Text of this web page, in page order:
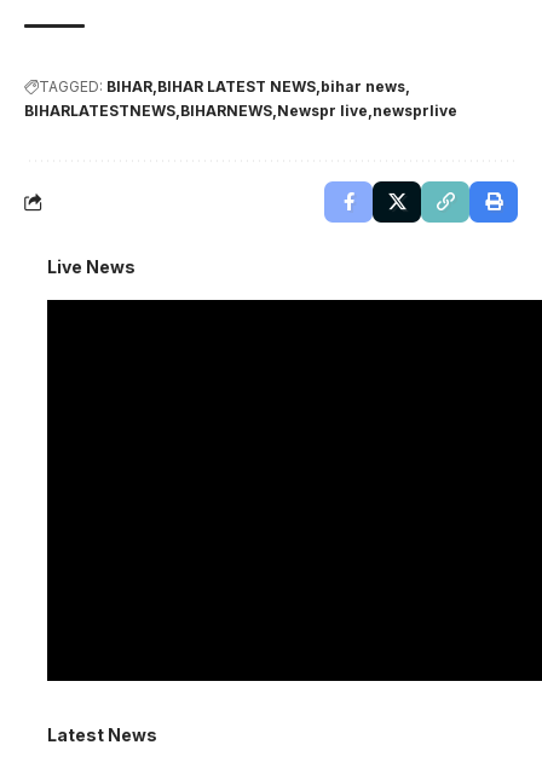
TAGGED: BIHAR BIHAR LATEST NEWS bihar news
BIHARLATESTNEWS BIHARNEWS Newspr live newsprlive
Live News
Latest News